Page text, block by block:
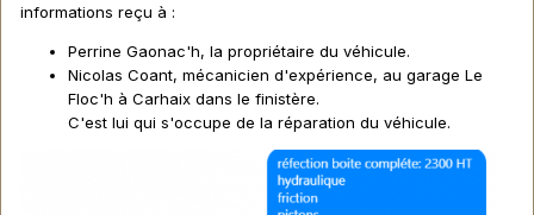
informations reçu à :
Perrine Gaonac'h, la propriétaire du véhicule.
Nicolas Coant, mécanicien d'expérience, au garage Le
Floc'h à Carhaix dans le finistère.
C'est lui qui s'occupe de la réparation du véhicule.